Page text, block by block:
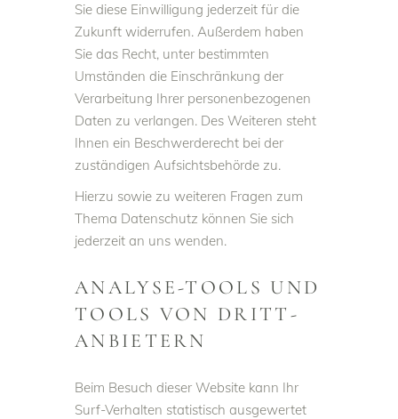
Sie diese Einwilligung jederzeit für die
Zukunft widerrufen. Außerdem haben
Sie das Recht, unter bestimmten
Umständen die Einschränkung der
Verarbeitung Ihrer personenbezogenen
Daten zu verlangen. Des Weiteren steht
Ihnen ein Beschwerderecht bei der
zuständigen Aufsichtsbehörde zu.
Hierzu sowie zu weiteren Fragen zum
Thema Datenschutz können Sie sich
jederzeit an uns wenden.
ANALYSE-TOOLS UND
TOOLS VON DRITT­
ANBIETERN
Beim Besuch dieser Website kann Ihr
Surf-Verhalten statistisch ausgewertet